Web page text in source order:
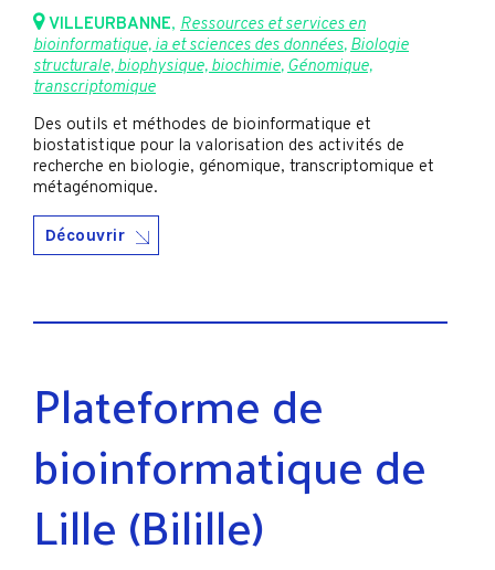
VILLEURBANNE, Ressources et services en
bioinformatique, ia et sciences des données,Biologie
structurale, biophysique, biochimie,Génomique,
transcriptomique
Des outils et méthodes de bioinformatique et
biostatistique pour la valorisation des activités de
recherche en biologie, génomique, transcriptomique et
métagénomique.
Découvrir
Plateforme de
bioinformatique de
Lille (Bilille)